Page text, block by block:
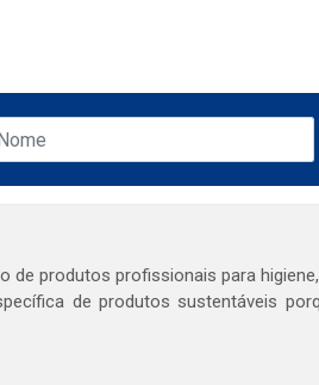
de produtos profissionais para
de produtos sustentáveis